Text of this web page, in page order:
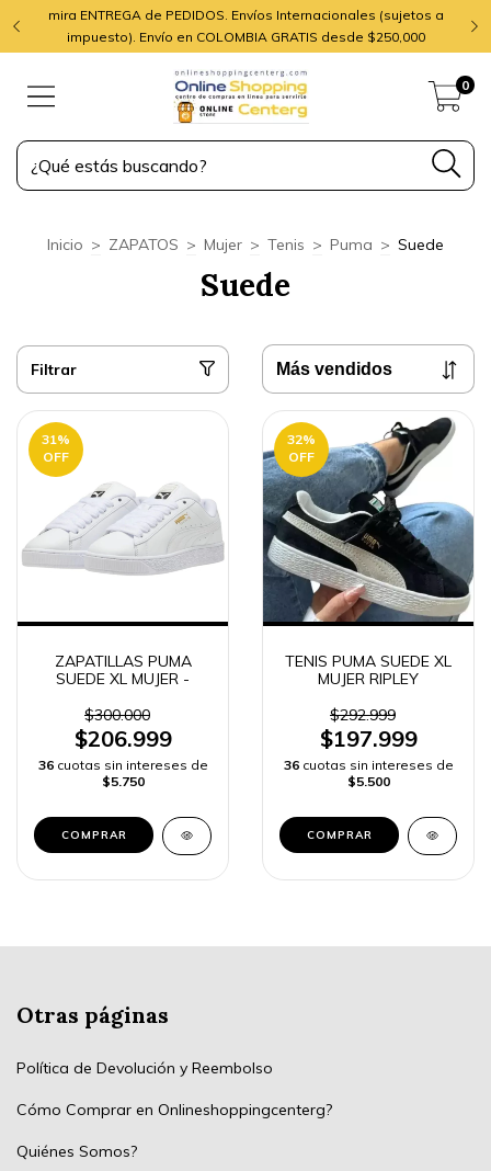
mira ENTREGA de PEDIDOS. Envíos Internacionales (sujetos a
impuesto). Envío en COLOMBIA GRATIS desde $250,000
0
Inicio > ZAPATOS > Mujer > Tenis > Puma > Suede
Suede
Filtrar
31%
OFF
ZAPATILLAS PUMA
SUEDE XL MUJER -
$300.000
$206.999
36 cuotas sin intereses de
$5.750
COMPRAR
32%
OFF
TENIS PUMA SUEDE XL
MUJER RIPLEY
$292.999
$197.999
36 cuotas sin intereses de
$5.500
COMPRAR
Otras páginas
Política de Devolución y Reembolso
Cómo Comprar en Onlineshoppingcenterg?
Quiénes Somos?